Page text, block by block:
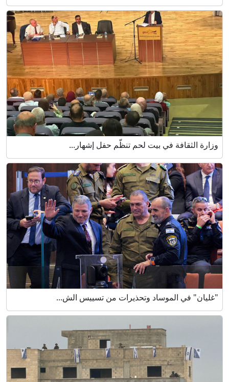
وزارة الثقافة في بيت لحم تنظّم حفل إشهار...
"غليان" في الموساد وتحذيرات من تسييس الش...